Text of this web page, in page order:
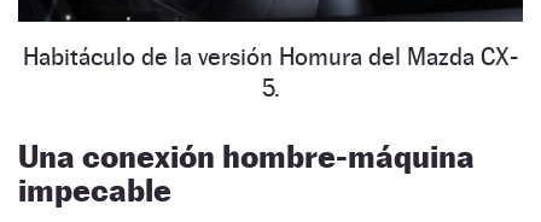
Habitáculo de la versión Homura del Mazda CX-
5.
Una conexión hombre-máquina
impecable